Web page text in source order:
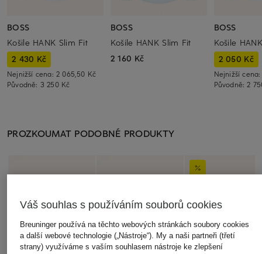
BOSS
Košile HANK Slim Fit
2 430 Kč
Nejnižší cena: 2 065,50 Kč
Původně: 3 250 Kč
BOSS
Košile HANK Slim Fit
2 160 Kč
BOSS
Košile
2 050 Kč
Nejnižší
Původně:2
PROZKOUMAT PODOBNÉ PRODUKTY
Váš souhlas s používáním souborů cookies
Breuninger používá na těchto webových stránkách soubory cookies
a další webové technologie („Nástroje“). My a naši partneři (třetí
strany) využíváme s vaším souhlasem nástroje ke zlepšení